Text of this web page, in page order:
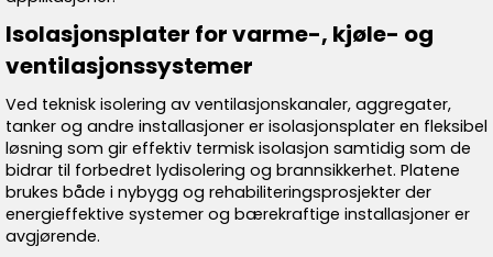
Isolasjonsplater for varme-, kjøle- og
ventilasjonssystemer
Ved teknisk isolering av ventilasjonskanaler, aggregater,
tanker og andre installasjoner er isolasjonsplater en fleksibel
løsning som gir effektiv termisk isolasjon samtidig som de
bidrar til forbedret lydisolering og brannsikkerhet. Platene
brukes både i nybygg og rehabiliteringsprosjekter der
energieffektive systemer og bærekraftige installasjoner er
avgjørende.